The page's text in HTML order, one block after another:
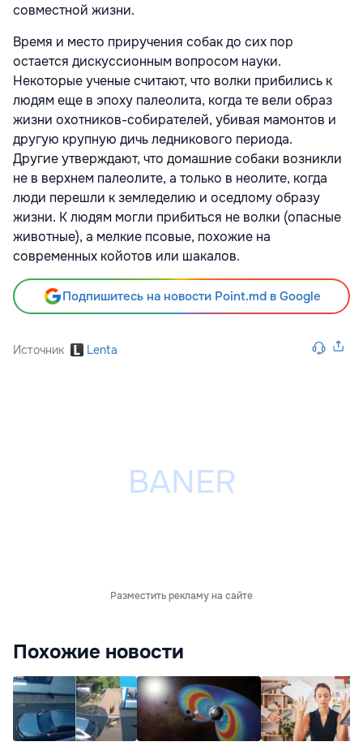
совместной жизни.
Время и место приручения собак до сих пор
остается дискуссионным вопросом науки.
Некоторые ученые считают, что волки прибились к
людям еще в эпоху палеолита, когда те вели образ
жизни охотников-собирателей, убивая мамонтов и
другую крупную дичь ледникового периода.
Другие утверждают, что домашние собаки возникли
не в верхнем палеолите, а только в неолите, когда
люди перешли к земледелию и оседлому образу
жизни. К людям могли прибиться не волки (опасные
животные), а мелкие псовые, похожие на
современных койотов или шакалов.
Подпишитесь на новости Point.md в Google
Источник Lenta
Разместить рекламу на сайте
Похожие новости